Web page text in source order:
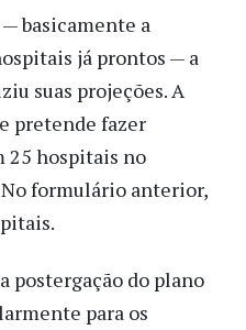
basicamente a
já prontos — a
suas projeções. A
pretende fazer
25 hospitais no
No formulário anterior,
postergação do plano
para os